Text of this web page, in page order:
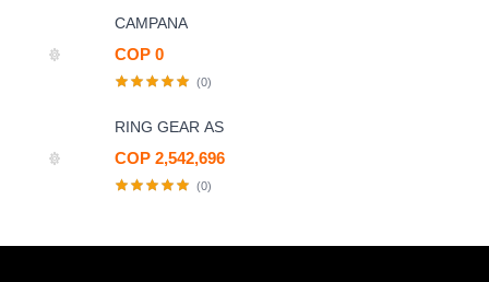
CAMPANA
COP 0
(0)
RING GEAR AS
COP 2,542,696
(0)